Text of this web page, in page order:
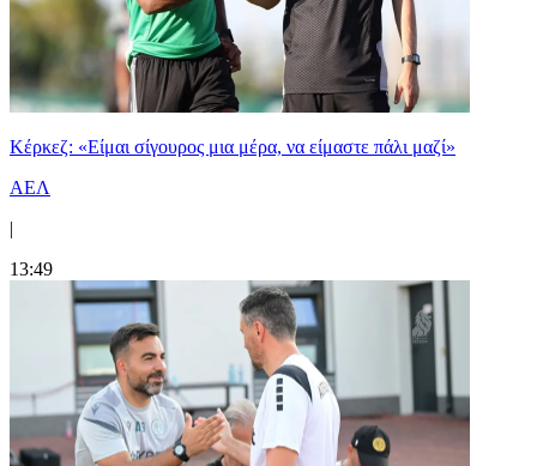
Κέρκεζ: «Είμαι σίγουρος μια μέρα, να είμαστε πάλι μαζί»
ΑΕΛ
|
13:49